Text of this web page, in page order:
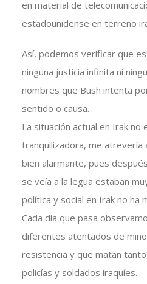
en material de
estadounidense en terreno
Así, podemos verificar que
ninguna justicia infinita ni
nombres que Bush intenta
sentido o causa.
La situación actual en Irak no
tranquilizadora, me atrevería
bien alarmante, pues
se veía a la legua estaban
política y social en Irak no ha
Cada día que pasa
diferentes atentados de
resistencia y que matan
policías y soldados iraquíes.